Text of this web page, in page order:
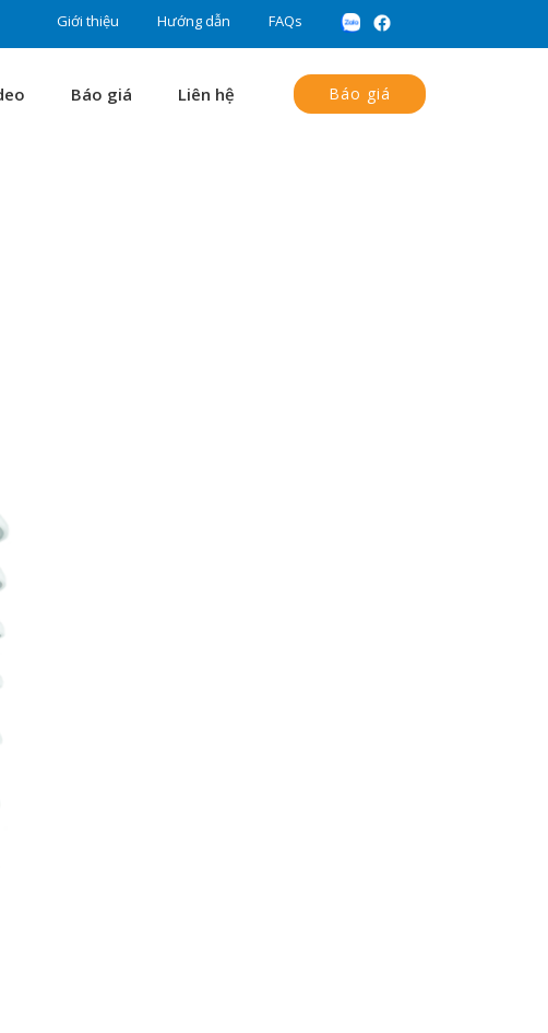
Giới thiệu Hướng dẫn FAQs
Báo giá Liên hệ Báo giá